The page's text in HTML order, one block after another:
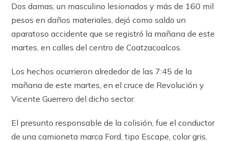
Dos damas, un masculino lesionados y más de 160 mil
pesos en daños materiales, dejó como saldo un
aparatoso accidente que se registró la mañana de este
martes, en calles del centro de Coatzacoalcos.
Los hechos ocurrieron alrededor de las 7:45 de la
mañana de este martes, en el cruce de Revolución y
Vicente Guerrero del dicho sector.
El presunto responsable de la colisión, fue el conductor
de una camioneta marca Ford, tipo Escape, color gris,